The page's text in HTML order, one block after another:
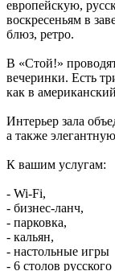
европейскую,
воскресеньям в
блюз, ретро.
В «Стой!»
вечеринки. Есть
как в
Интерьер зала
а также
К вашим услугам:
- Wi-Fi,
- бизнес-ланч,
- парковка,
- кальян,
- настольные игры
- 6 столов